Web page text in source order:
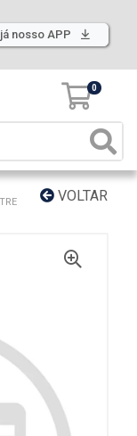
nosso APP
0
VOLTAR